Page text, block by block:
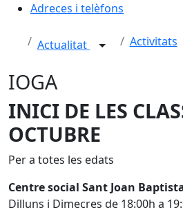
Adreces i telèfons
Actualitat Activitats
IOGA
INICI DE LES
OCTUBRE
Per a totes les edats
Centre social Sant Joan
Dilluns i Dimecres de 18:00h a